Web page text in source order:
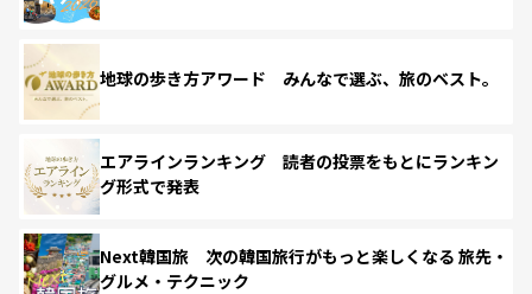
地球の歩き方アワード みんなで選ぶ、旅のベスト。
エアラインランキング 読者の投票をもとにランキン
グ形式で発表
Next韓国旅 次の韓国旅行がもっと楽しくなる 旅先・
グルメ・テクニック